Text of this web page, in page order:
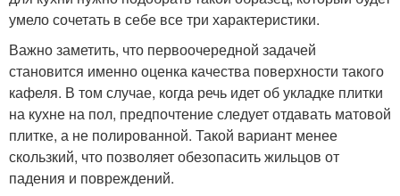
умело сочетать в себе все три характеристики.
Важно заметить, что первоочередной задачей
становится именно оценка качества поверхности такого
кафеля. В том случае, когда речь идет об укладке плитки
на кухне на пол, предпочтение следует отдавать матовой
плитке, а не полированной. Такой вариант менее
скользкий, что позволяет обезопасить жильцов от
падения и повреждений.